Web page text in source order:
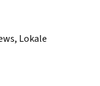
, Lokale